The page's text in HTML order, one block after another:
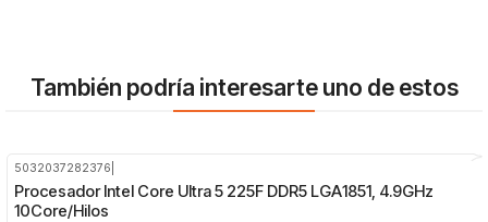
También podría interesarte uno de estos
5032037282376
Procesador Intel Core Ultra 5 225F DDR5 LGA1851, 4.9GHz
10Core/Hilos